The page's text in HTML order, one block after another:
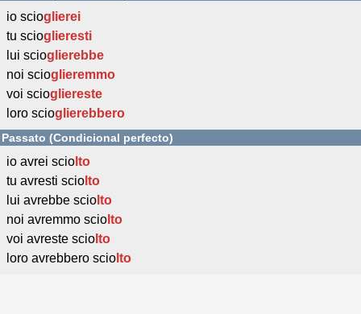
io scioglierei
tu scioglieresti
lui scioglierebbe
noi scioglieremmo
voi sciogliereste
loro scioglierebbero
Passato (Condicional perfecto)
io avrei scio lto
tu avresti scio lto
lui avrebbe scio lto
noi avremmo scio lto
voi avreste scio lto
loro avrebbero scio lto